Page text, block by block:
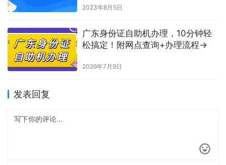
2023年8月5日
广东身份证自助机办理，10分钟轻
松搞定！附网点查询+办理流程→
2026年7月9日
发表回复